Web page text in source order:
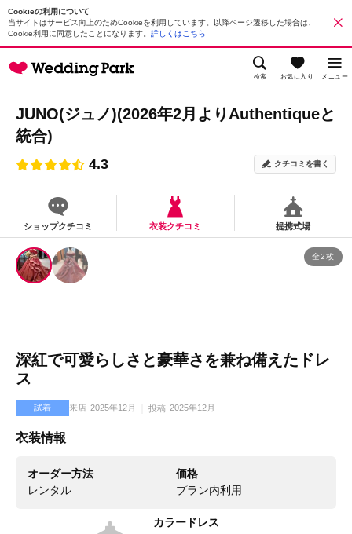
Cookieの利用について
当サイトはサービス向上のためCookieを利用しています。以降ページ遷移した場合は、
Cookie利用に同意したことになります。 詳しくはこちら
検索 お気に入り メニュー
JUNO(ジュノ)(2026年2月よりAuthentiqueと
統合)
4.3 クチコミを書く
ショップクチコミ 衣装クチコミ 提携式場
全2枚
深紅で可愛らしさと豪華さを兼ね備えたドレ
ス
試着 来店 2025年12月 投稿 2025年12月
衣装情報
オーダー方法
レンタル
価格
プラン内利用
カラードレス